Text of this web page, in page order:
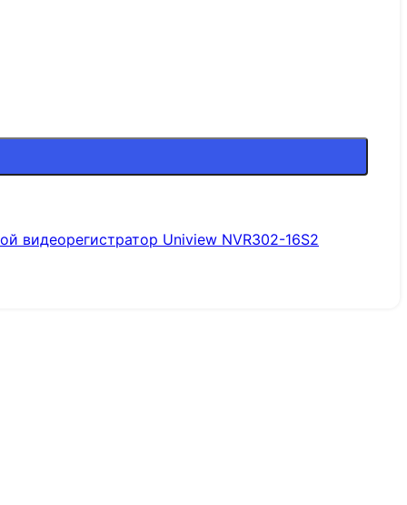
видеорегистратор Uniview NVR302-16S2